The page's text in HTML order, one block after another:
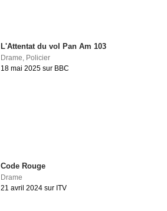
L'Attentat du vol Pan Am 103
Drame Policier
18 mai 2025 sur BBC
Code Rouge
Drame
21 avril 2024 sur ITV